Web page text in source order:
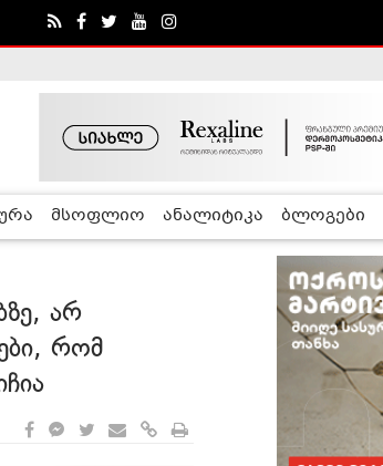
მსოფლიო ანალიტიკა ბლოგები
არ
რომ